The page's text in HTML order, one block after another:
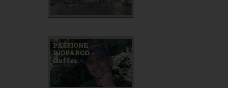
PASSIONE
BIOPARCO -
Gaffes